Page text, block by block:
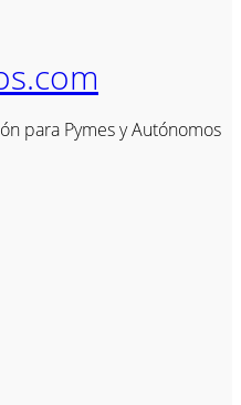
para Pymes y Autónomos